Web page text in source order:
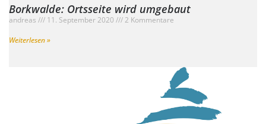
Borkwalde: Ortsseite wird umgebaut
andreas 11. September 2020
2 Kommentare
Weiterlesen »